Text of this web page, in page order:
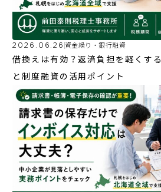
2026.06.26 資金繰り・銀行融資
借換えは有効？返済負担を軽くす
と制度融資の活用ポイント